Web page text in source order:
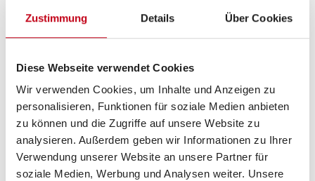
Zustimmung Details Über Cookies
Diese Webseite verwendet Cookies
Wir verwenden Cookies, um Inhalte und Anzeigen zu
personalisieren, Funktionen für soziale Medien anbieten
zu können und die Zugriffe auf unsere Website zu
analysieren. Außerdem geben wir Informationen zu Ihrer
Verwendung unserer Website an unsere Partner für
soziale Medien, Werbung und Analysen weiter. Unsere
Fahrgestell
Multifunktionslenkrad
Lederlenkrad
Zentralverriegelung